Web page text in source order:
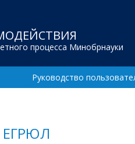
процесса Минобрнауки
Руководство
ЕГРЮЛ